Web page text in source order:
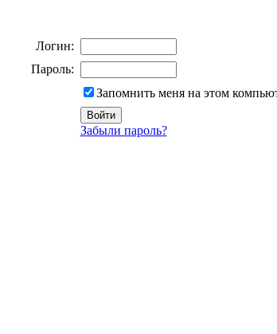
Логин:
Пароль:
Запомнить меня на этом
Забыли пароль?